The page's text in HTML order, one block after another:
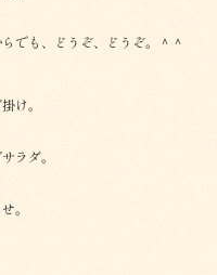
でも、どうぞ、どうぞ。＾＾
け。
ラダ。
。